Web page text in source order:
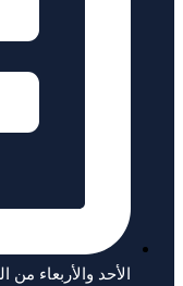
الأحد والأربعاء من الساعة 3:00 مساءً إلى الساعة